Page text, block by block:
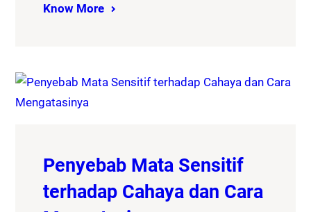
Know More
Penyebab Mata Sensitif
terhadap Cahaya dan Cara